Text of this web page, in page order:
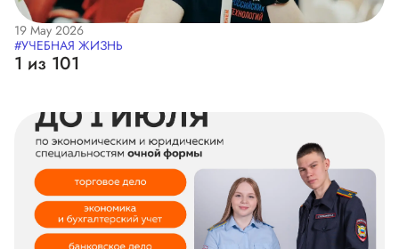
19 May 2026
#УЧЕБНАЯ ЖИЗНЬ
1 из 101